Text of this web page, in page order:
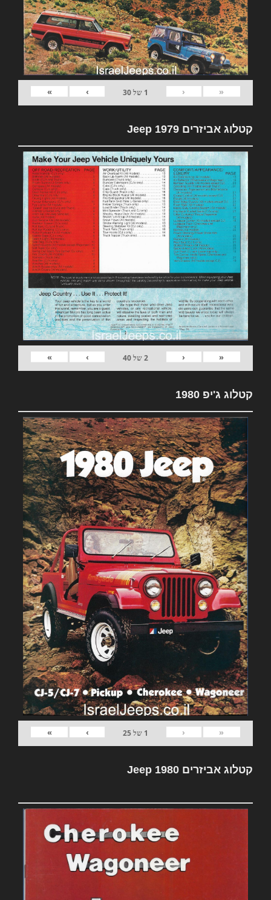
«
‹
1 של30
›
»
קטלוג אביזרים 1979 Jeep
«
‹
2של40
›
»
קטלוג ג'יפ 1980
«
‹
1 של25
›
»
קטלוג אביזרים Jeep 1980